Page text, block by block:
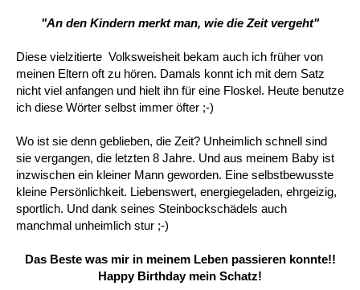
"An den Kindern merkt man, wie die Zeit vergeht"
Diese vielzitierte Volksweisheit bekam auch ich früher von
meinen Eltern oft zu hören. Damals konnt ich mit dem Satz
nicht viel anfangen und hielt ihn für eine Floskel. Heute benutze
ich diese Wörter selbst immer öfter ;-)
Wo ist sie denn geblieben, die Zeit? Unheimlich schnell sind
sie vergangen, die letzten 8 Jahre. Und aus meinem Baby ist
inzwischen ein kleiner Mann geworden. Eine selbstbewusste
kleine Persönlichkeit. Liebenswert, energiegeladen, ehrgeizig,
sportlich. Und dank seines Steinbockschädels auch
manchmal unheimlich stur ;-)
Das Beste was mir in meinem Leben passieren konnte!!
Happy Birthday mein Schatz!